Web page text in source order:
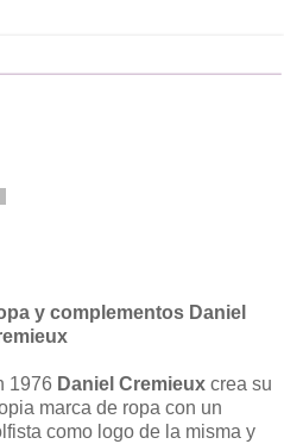
y complementos Daniel
1976 Daniel Cremieux crea su
marca de ropa con un
como logo de la misma y